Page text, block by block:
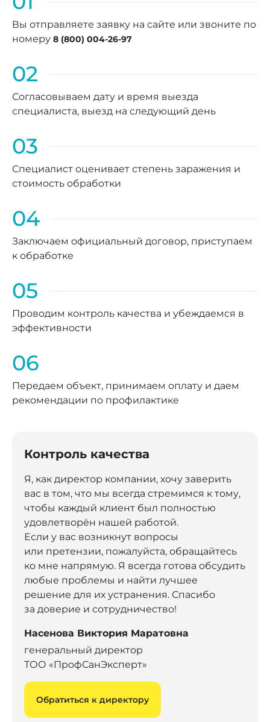
Вы отправляете заявку на сайте или звоните по
номеру 8 (800) 004-26-97
02
Согласовываем дату и время выезда
специалиста, выезд на следующий день
03
Специалист оценивает степень заражения и
стоимость обработки
04
Заключаем официальный договор, приступаем
к обработке
05
Проводим контроль качества и убеждаемся в
эффективности
06
Передаем объект, принимаем оплату и даем
рекомендации по профилактике
Контроль качества
Я, как директор компании, хочу заверить
вас в том, что мы всегда стремимся к тому,
чтобы каждый клиент был полностью
удовлетворён нашей работой.
Если у вас возникнут вопросы
или претензии, пожалуйста, обращайтесь
ко мне напрямую. Я всегда готова обсудить
любые проблемы и найти лучшее
решение для их устранения. Спасибо
за доверие и сотрудничество!
Насенова Виктория Маратовна
генеральный директор
ТОО «ПрофСанЭксперт»
Обратиться к директору